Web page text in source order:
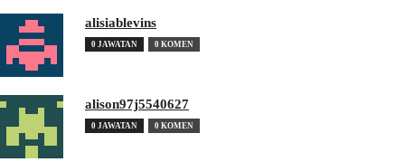
alisiablevins
0 JAWATAN 0 KOMEN
alison97j5540627
0 JAWATAN 0 KOMEN